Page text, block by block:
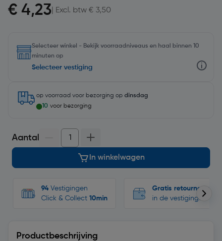
€ 4,23 | Excl. btw € 3,50
Selecteer winkel - Bekijk voorraadniveaus en haal binnen 10
minuten op
Selecteer vestiging
op voorraad voor bezorging op dinsdag
10 voor bezorging
Aantal
In winkelwagen
94 Vestigingen
Click & Collect 10min
Gratis retourneren
in de vestigingen
Productbeschrijving